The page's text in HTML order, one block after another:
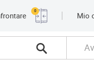
0
Mio